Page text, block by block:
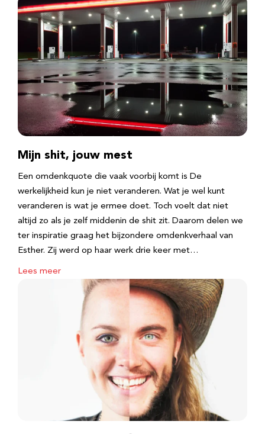
Mijn shit, jouw mest
Een omdenkquote die vaak voorbij komt is De
werkelijkheid kun je niet veranderen. Wat je wel kunt
veranderen is wat je ermee doet. Toch voelt dat niet
altijd zo als je zelf middenin de shit zit. Daarom delen we
ter inspiratie graag het bijzondere omdenkverhaal van
Esther. Zij werd op haar werk drie keer met…
Lees meer